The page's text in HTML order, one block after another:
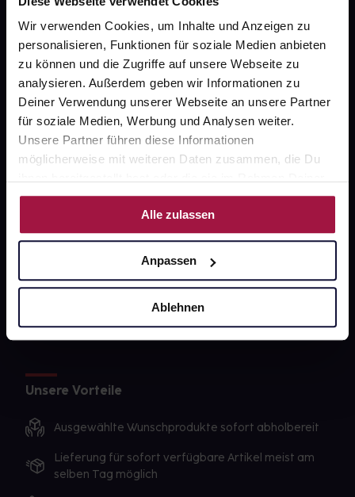
Wir verwenden Cookies, um Inhalte und Anzeigen zu
personalisieren, Funktionen für soziale Medien anbieten
zu können und die Zugriffe auf unsere Webseite zu
analysieren. Außerdem geben wir Informationen zu
Deiner Verwendung unserer Webseite an unsere Partner
für soziale Medien, Werbung und Analysen weiter.
Unsere Partner führen diese Informationen
möglicherweise mit weiteren Daten zusammen, die Du
Nutzung der Dienste gesammelt haben.
Alle zulassen
Anpassen
Ablehnen
gesund.de
Über uns
Karriere
Newsletter
PAYBACK
Sanitätshäuser
Impressum
Unsere Vorteile
Ausgewählte Wunschprodukte sofort abholbereit
Lieferung für sofort verfügbare Artikel meist am
selben Tag möglich